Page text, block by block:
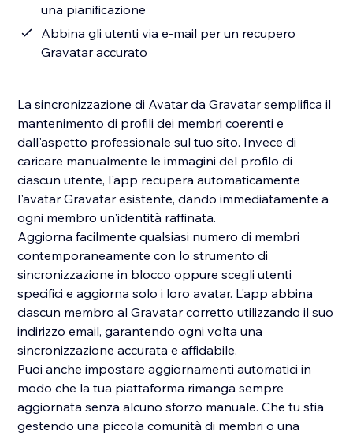
una pianificazione
Abbina gli utenti via e-mail per un recupero
Gravatar accurato
La sincronizzazione di Avatar da Gravatar semplifica il
mantenimento di profili dei membri coerenti e
dall'aspetto professionale sul tuo sito. Invece di
caricare manualmente le immagini del profilo di
ciascun utente, l'app recupera automaticamente
l'avatar Gravatar esistente, dando immediatamente a
ogni membro un'identità raffinata.
Aggiorna facilmente qualsiasi numero di membri
contemporaneamente con lo strumento di
sincronizzazione in blocco oppure scegli utenti
specifici e aggiorna solo i loro avatar. L'app abbina
ciascun membro al Gravatar corretto utilizzando il suo
indirizzo email, garantendo ogni volta una
sincronizzazione accurata e affidabile.
Puoi anche impostare aggiornamenti automatici in
modo che la tua piattaforma rimanga sempre
aggiornata senza alcuno sforzo manuale. Che tu stia
gestendo una piccola comunità di membri o una